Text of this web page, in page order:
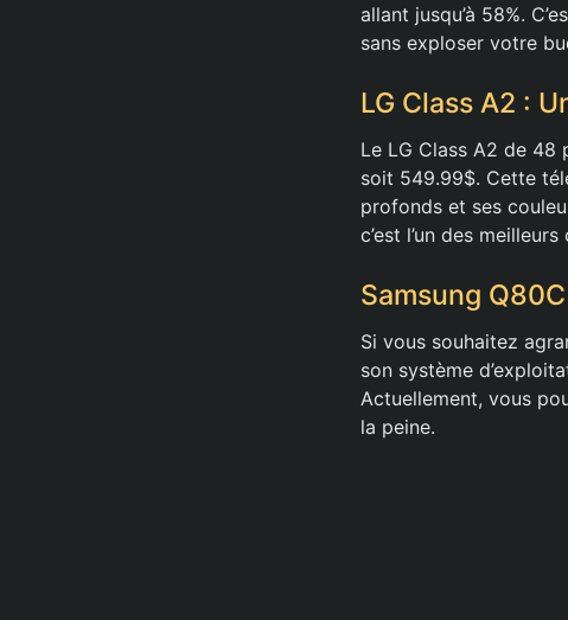
allant jusqu’à 58%.
sans exploser votre
LG Class A2 :
Le LG Class A2 de 48
soit 549.99$. Cette
profonds et ses
c’est l’un des
Samsung
Si vous souhaitez
son système
Actuellement, vous
la peine.